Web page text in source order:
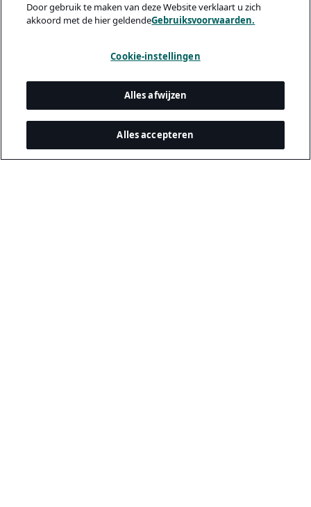
Door gebruik te maken van deze Website verklaart u zich
akkoord met de hier geldendeGebruiksvoorwaarden.
Cookie-instellingen
Alles afwijzen
Alles accepteren